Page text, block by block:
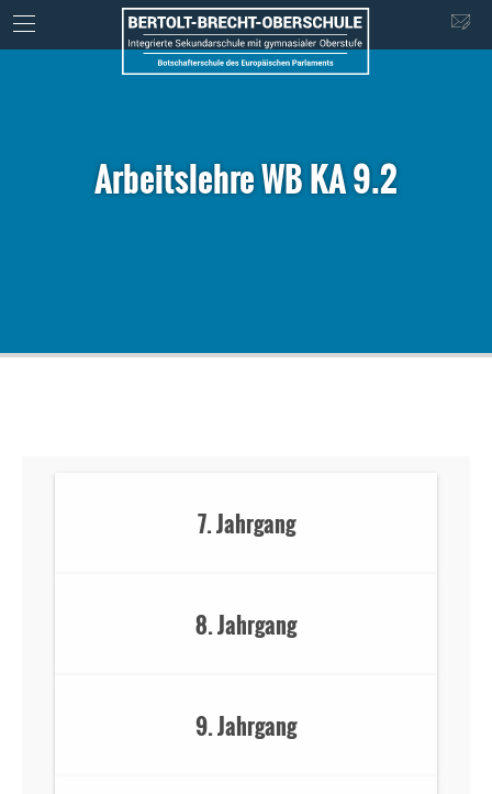
Arbeitslehre WB KA 9.2
7. Jahrgang
8. Jahrgang
9. Jahrgang